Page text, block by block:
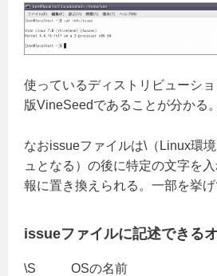
使っているディストリビューシ
版VineSeedであることが分かる。
なおissueファイルは\（Linux環
ュとなる）の後に特定の文字を
報に置き換えられる。一部を挙げ
issueファイルに記述できる
\S OSの名前